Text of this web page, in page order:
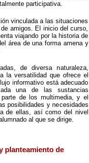
participativa.
vinculada a las situaciones
amigos. El inicio del curso,
viajando por la historia de
área de una forma amena y
de diversa naturaleza,
la versatilidad que ofrece el
informativo está adecuado
una de las sustancias
de los multimedia, y el
posibilidades y necesidades
de ellas, así como del nivel
al que se dirige.
planteamiento de